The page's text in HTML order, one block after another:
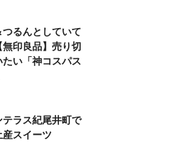
つるんとしていて
印良品】売り切
い「神コスパス
ラス紀尾井町で
スイーツ